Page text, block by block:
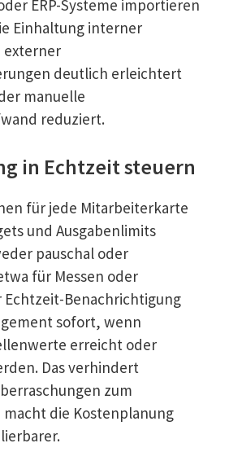
ERP-Systeme importieren
Einhaltung interner
externer
deutlich erleichtert
manuelle
reduziert.
in Echtzeit steuern
für jede Mitarbeiterkarte
und Ausgabenlimits
pauschal oder
für Messen oder
Echtzeit-Benachrichtigung
sofort, wenn
erreicht oder
Das verhindert
zum
macht die Kostenplanung